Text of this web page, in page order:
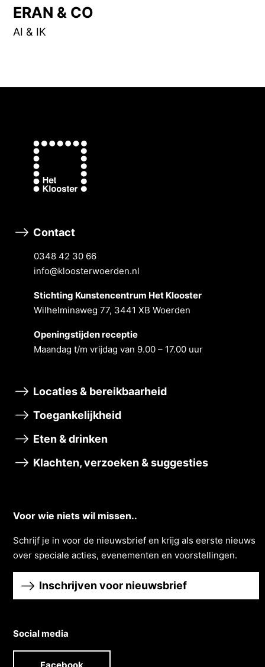
ERAN & CO
AI & IK
Contact
0348 42 30 66
info@kloosterwoerden.nl
Stichting Kunstencentrum Het Klooster
Wilhelminaweg 77, 3441 XB Woerden
Openingstĳden receptie
Maandag t/m vrĳdag van 9.00 – 17.00 uur
Locaties & bereikbaarheid
Toegankelijkheid
Eten & drinken
Klachten, verzoeken & suggesties
Voor wie niets wil missen..
Schrĳf je in voor de nieuwsbrief en krĳg als eerste nieuws
over speciale acties, evenementen en voorstellingen.
Inschrijven voor nieuwsbrief
Social media
Facebook